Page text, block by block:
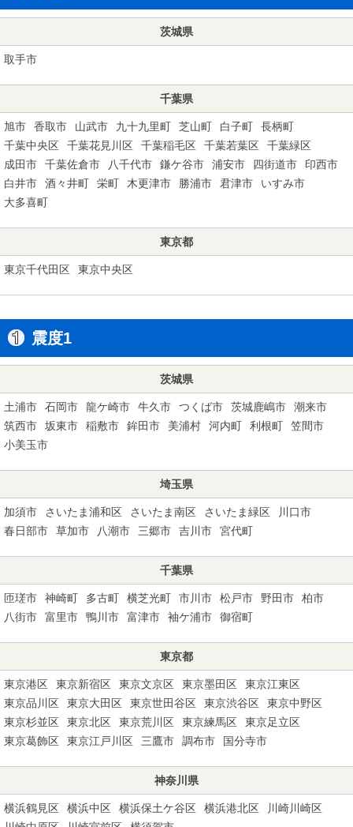
茨城県
取手市
千葉県
旭市 香取市 山武市 九十九里町 芝山町 白子町
長柄町
千葉中央区
千葉花見川区 千葉稲毛区 千葉若葉区
千葉緑区
成田市
千葉佐倉市 八千代市 鎌ケ谷市 浦安市 四街道市
印西市
白井市
酒々井町 栄町 木更津市 勝浦市 君津市
いすみ市
大多喜町
東京都
東京千代田区 東京中央区
震度1
茨城県
土浦市 石岡市 龍ケ崎市 牛久市 つくば市 茨城鹿嶋市
潮来市
筑西市
坂東市 稲敷市 鉾田市 美浦村 河内町 利根町
笠間市
小美玉市
埼玉県
加須市 さいたま浦和区 さいたま南区 さいたま緑区
川口市
春日部市
草加市 八潮市 三郷市 吉川市 宮代町
千葉県
匝瑳市 神崎町 多古町 横芝光町 市川市 松戸市 野田市
柏市
八街市
富里市 鴨川市 富津市 袖ケ浦市 御宿町
東京都
東京港区 東京新宿区 東京文京区 東京墨田区
東京江東区
東京品川区
東京大田区 東京世田谷区 東京渋谷区
東京中野区
東京杉並区
東京北区 東京荒川区 東京練馬区
東京足立区
東京葛飾区
東京江戸川区 三鷹市 調布市 国分寺市
神奈川県
横浜鶴見区 横浜中区 横浜保土ケ谷区 横浜港北区
川崎川崎区